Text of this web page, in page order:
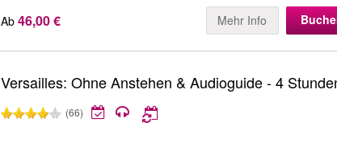
Ab 46,00 € Mehr Info
Versailles: Ohne Anstehen & Audioguide - 4
(66)